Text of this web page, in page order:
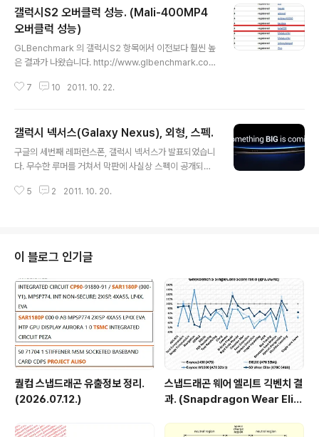
갤럭시S2 오버클럭 성능. (Mali-400MP4
오버클럭 성능)
GLBenchmark 의 갤럭시S2 항목에서 이전보다 훨씬 높
은 결과가 나왔습니다. http://www.glbenchmark.co
msung+GT-i9100+Galaxy+S2&testgroup=ove
보기는 힘들지요. 언제 누가 올린 기록인지 확인해봤습니
다. tolis626 이란 아이디를 쓰는군요. 구글링 결과... htt
p://forum.xda-developers.com/showthread.ph
클럭된 상태였군요. 원래 gpu 클럭이 266MH..
7 10 2011. 10. 22.
갤럭시 넥서스(Galaxy Nexus), 외형, 스펙.
구글의 세번째 레퍼런스폰, 갤럭시 넥서스가 발표되었습니
다. 무수한 루머를 거쳐서 막판에 사실상 스펙이 공개되어
니다. 애플의 강점이 철저한 보안을 바탕으로한 드라마틱
게, 하드웨어를 파겠습니다. - 외형 분명히 기울어졌음에도
불구하고, 바로 세운 폰과 높이가 같은 이해하기 힘든 사진
은 여전합니다. 후면의 실루엣은 갤럭시S2 와 유사하네요.
특히 하단이 말이지요. 넥서스S 에서 선보였던 커브드 글
라스는 여전합니다. 전면은 몇가지 특징이 있는데, 뒤에서
다루기로 하겠습니다. 티저영상에서는 굉장히 ..
5 2 2011. 10. 20.
이 블로그 인기글
퀄컴 스냅드래곤 유출정보 정리.
(2026.07.12.)
스냅드래곤 웨어 엘리트 긱벤치 결
과. (Snapdragon Wear Elit